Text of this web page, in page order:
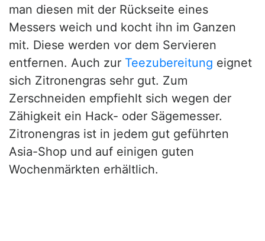
man diesen mit der Rückseite eines
Messers weich und kocht ihn im Ganzen
mit. Diese werden vor dem Servieren
entfernen. Auch zur Teezubereitung eignet
sich Zitronengras sehr gut. Zum
Zerschneiden empfiehlt sich wegen der
Zähigkeit ein Hack- oder Sägemesser.
Zitronengras ist in jedem gut geführten
Asia-Shop und auf einigen guten
Wochenmärkten erhältlich.